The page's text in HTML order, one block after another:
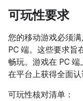
可玩性要求
您的移动游戏必须
PC 端。这些要求旨
畅玩。游戏在 PC
在平台上获得全面认
可玩性核对清单：